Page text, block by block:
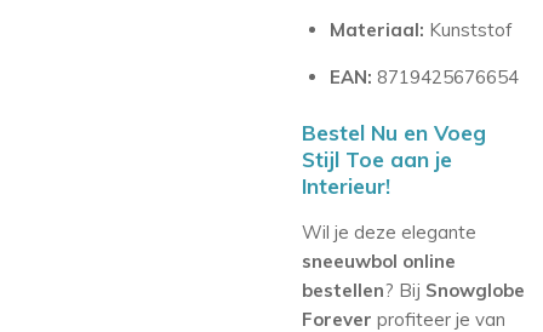
Materiaal: Kunststof
EAN: 8719425676654
Bestel Nu en Voeg
Stijl Toe aan je
Interieur!
Wil je deze elegante
sneeuwbol online
bestellen? Bij Snowglobe
Forever profiteer je van